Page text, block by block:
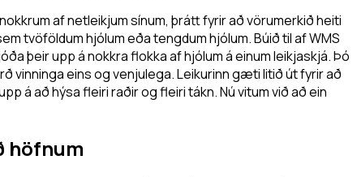
af netleikjum sínum, þrátt fyrir að vörumerkið heiti
tvöföldum hjólum eða tengdum hjólum. Búið til af WMS
þeir upp á nokkra flokka af hjólum á einum leikjaskjá. Þó
vinninga eins og venjulega. Leikurinn gæti litið út fyrir að
á að hýsa fleiri raðir og fleiri tákn. Nú vitum við að ein
höfnum